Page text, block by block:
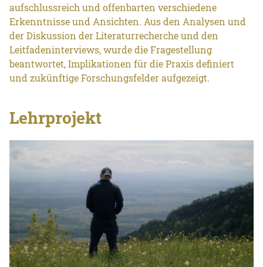
aufschlussreich und offenbarten verschiedene
Erkenntnisse und Ansichten. Aus den Analysen und
der Diskussion der Literaturrecherche und den
Leitfadeninterviews, wurde die Fragestellung
beantwortet, Implikationen für die Praxis definiert
und zukünftige Forschungsfelder aufgezeigt.
Lehrprojekt